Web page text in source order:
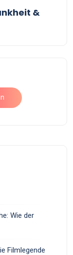
&
Wie der
Filmlegende